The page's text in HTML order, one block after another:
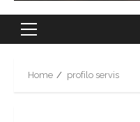
Primary
Home profilo servis